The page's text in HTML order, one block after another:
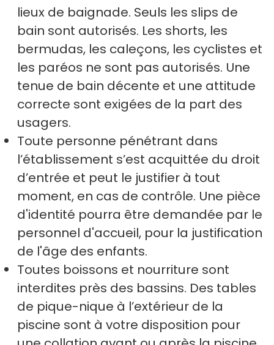
lieux de baignade. Seuls les slips de
bain sont autorisés. Les shorts, les
bermudas, les caleçons, les cyclistes et
les paréos ne sont pas autorisés. Une
tenue de bain décente et une attitude
correcte sont exigées de la part des
usagers.
Toute personne pénétrant dans
l’établissement s’est acquittée du droit
d’entrée et peut le justifier à tout
moment, en cas de contrôle. Une pièce
d'identité pourra être demandée par le
personnel d'accueil, pour la justification
de l'âge des enfants.
Toutes boissons et nourriture sont
interdites près des bassins. Des tables
de pique-nique à l’extérieur de la
piscine sont à votre disposition pour